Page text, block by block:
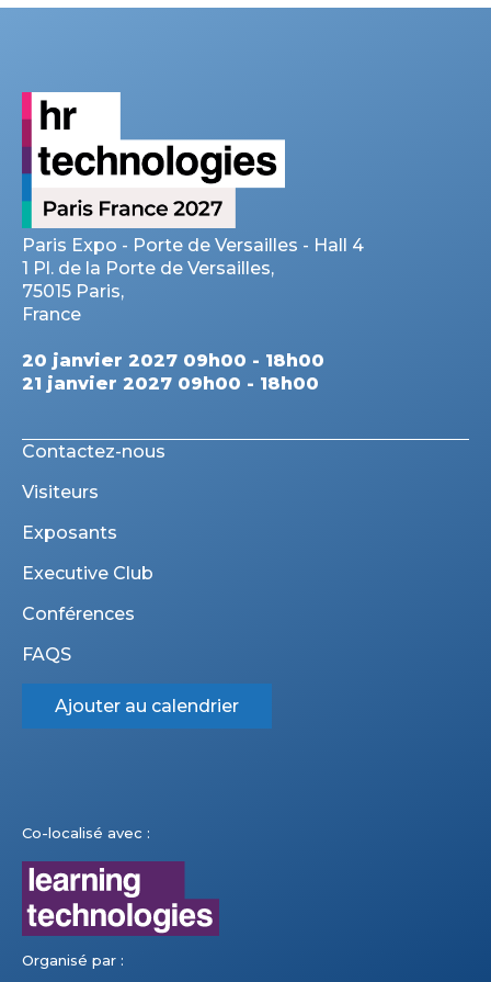
Paris Expo - Porte de Versailles - Hall 4
1 Pl. de la Porte de Versailles,
75015 Paris,
France
20 janvier 2027 09h00 - 18h00
21 janvier 2027 09h00 - 18h00
Contactez-nous
Visiteurs
Exposants
Executive Club
Conférences
FAQS
Ajouter au calendrier
Co-localisé avec :
Organisé par :